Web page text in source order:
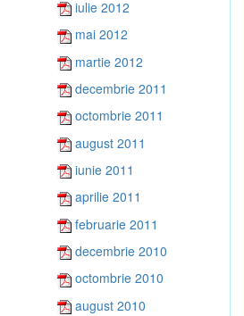
iulie 2012
mai 2012
martie 2012
decembrie 2011
octombrie 2011
august 2011
iunie 2011
aprilie 2011
februarie 2011
decembrie 2010
octombrie 2010
august 2010